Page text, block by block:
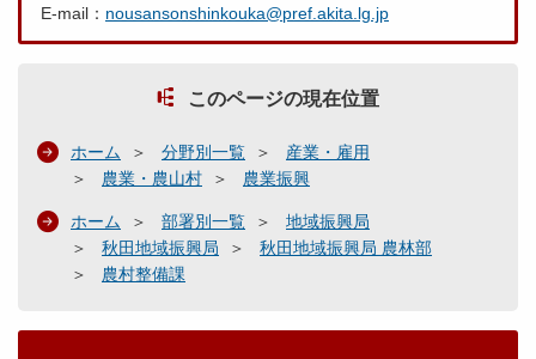
E-mail： nousansonshinkouka@pref.akita.lg.jp
このページの現在位置
ホーム 分野別一覧
産業・雇用
農業・農山村
農業振興
ホーム 部署別一覧
地域振興局
秋田地域振興局
秋田地域振興局 農林部
農村整備課